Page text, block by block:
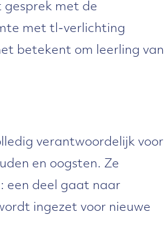
gesprek met de
met tl-verlichting
betekent om leerling van
verantwoordelijk voor
en oogsten. Ze
een deel gaat naar
ingezet voor nieuwe